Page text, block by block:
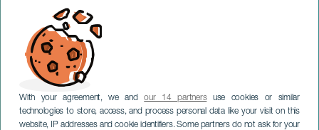
With your agreement, we andour 14 partnersuse cookies or similar
technologies to store, access, and process personal data like your visit on this
website, IP addresses and cookie identifiers. Some partners do not ask for your